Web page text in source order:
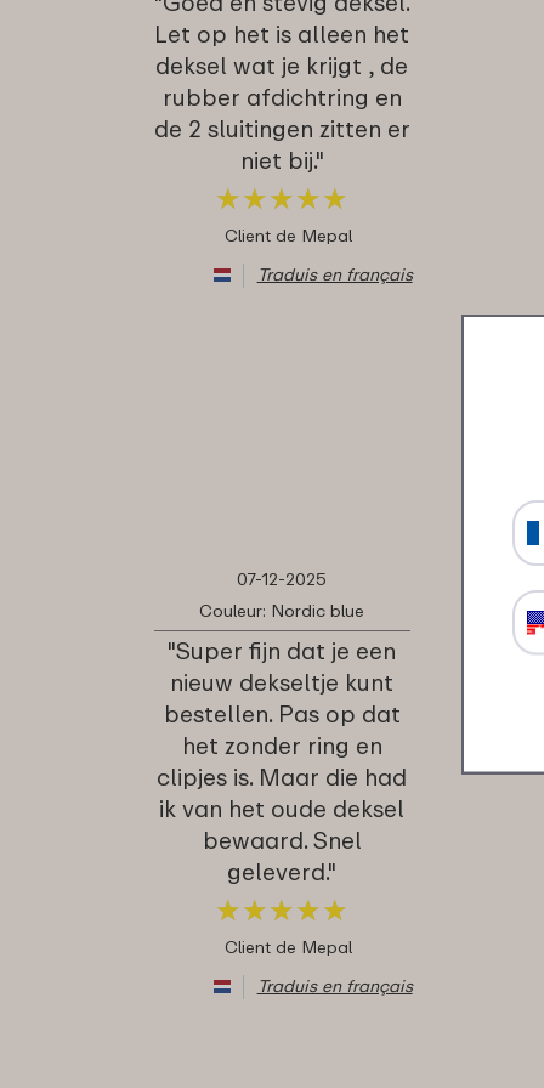
Let op het is alleen het
deksel wat je krijgt , de
rubber afdichtring en
de 2 sluitingen zitten er
niet bij."
★★★★★
★★★★★
Client de Mepal
Traduis en français
07-12-2025
Couleur: Nordic blue
"Super fijn dat je een
nieuw dekseltje kunt
bestellen. Pas op dat
het zonder ring en
clipjes is. Maar die had
ik van het oude deksel
bewaard. Snel
geleverd."
★★★★★
★★★★★
Client de Mepal
Traduis en français